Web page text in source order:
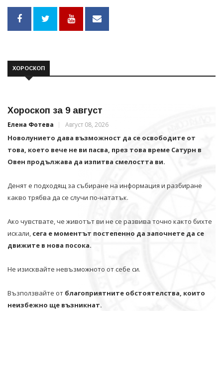
ХОРОСКОП
Хороскоп за 9 август
Елена Фотева Август 08, 2026
Новолунието дава възможност да се освободите от
това, което вече не ви пасва, през това време Сатурн в
Овен продължава да изпитва смелостта ви.
Денят е подходящ за събиране на информация и разбиране
какво трябва да се случи по-нататък.
Ако чувствате, че животът ви не се развива точно както бихте
искали, сега е моментът постепенно да започнете да се
движите в нова посока.
Не изисквайте невъзможното от себе си.
Възползвайте от благоприятните обстоятелства, които
неизбежно ще възникнат.